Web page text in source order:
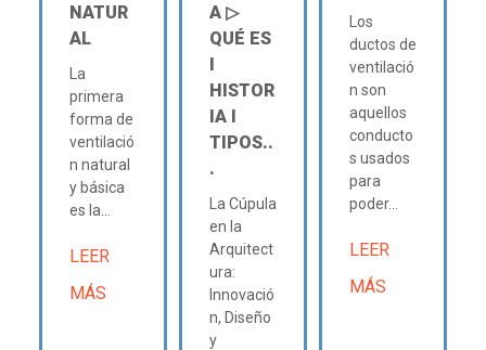
NATUR
AL
La
primera
forma de
ventilació
n natural
y básica
es la...
LEER
MÁS
A ▷
QUÉ ES
Ι
HISTOR
IA Ι
TIPOS..
.
La Cúpula
en la
Arquitect
ura:
Innovació
n, Diseño
y
Los
ductos de
ventilació
n son
aquellos
conducto
s usados
para
poder...
LEER
MÁS